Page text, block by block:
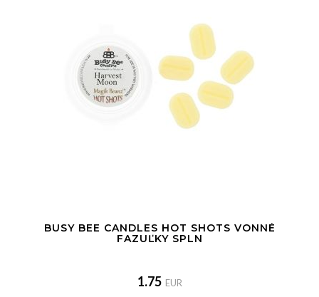
BUSY BEE CANDLES HOT SHOTS VONNÉ
FAZUĽKY SPLN
1.75 EUR